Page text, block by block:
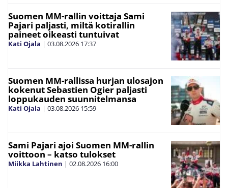
Suomen MM-rallin voittaja Sami
Pajari paljasti, miltä kotirallin
paineet oikeasti tuntuivat
Kati Ojala | 03.08.2026 17:37
Suomen MM-rallissa hurjan ulosajon
kokenut Sebastien Ogier paljasti
loppukauden suunnitelmansa
Kati Ojala | 03.08.2026 15:59
Sami Pajari ajoi Suomen MM-rallin
voittoon – katso tulokset
Miikka Lahtinen | 02.08.2026 16:00